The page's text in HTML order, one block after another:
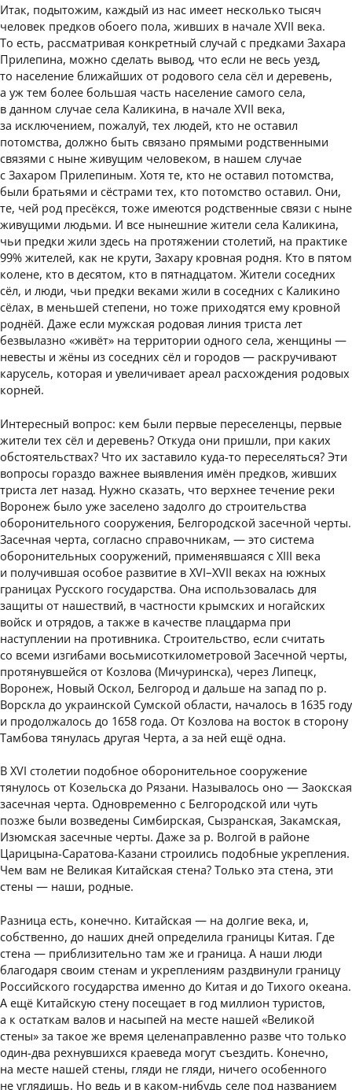
Итак, подытожим, каждый из нас имеет несколько тысяч
человек предков обоего пола, живших в начале XVII века.
То есть, рассматривая конкретный случай с предками Захара
Прилепина, можно сделать вывод, что если не весь уезд,
то население ближайших от родового села сёл и деревень,
а уж тем более большая часть население самого села,
в данном случае села Каликина, в начале XVII века,
за исключением, пожалуй, тех людей, кто не оставил
потомства, должно быть связано прямыми родственными
связями с ныне живущим человеком, в нашем случае
с Захаром Прилепиным. Хотя те, кто не оставил потомства,
были братьями и сёстрами тех, кто потомство оставил. Они,
те, чей род пресёкся, тоже имеются родственные связи с ныне
живущими людьми. И все нынешние жители села Каликина,
чьи предки жили здесь на протяжении столетий, на практике
99% жителей, как не крути, Захару кровная родня. Кто в пятом
колене, кто в десятом, кто в пятнадцатом. Жители соседних
сёл, и люди, чьи предки веками жили в соседних с Каликино
сёлах, в меньшей степени, но тоже приходятся ему кровной
роднёй. Даже если мужская родовая линия триста лет
безвылазно «живёт» на территории одного села, женщины —
невесты и жёны из соседних сёл и городов — раскручивают
карусель, которая и увеличивает ареал расхождения родовых
корней.
Интересный вопрос: кем были первые переселенцы, первые
жители тех сёл и деревень? Откуда они пришли, при каких
обстоятельствах? Что их заставило куда-то переселяться? Эти
вопросы гораздо важнее выявления имён предков, живших
триста лет назад. Нужно сказать, что верхнее течение реки
Воронеж было уже заселено задолго до строительства
оборонительного сооружения, Белгородской засечной черты.
Засечная черта, согласно справочникам, — это система
оборонительных сооружений, применявшаяся с XIII века
и получившая особое развитие в XVI–XVII веках на южных
границах Русского государства. Она использовалась для
защиты от нашествий, в частности крымских и ногайских
войск и отрядов, а также в качестве плацдарма при
наступлении на противника. Строительство, если считать
со всеми изгибами восьмисоткилометровой Засечной черты,
протянувшейся от Козлова (Мичуринска), через Липецк,
Воронеж, Новый Оскол, Белгород и дальше на запад по р.
Ворскла до украинской Сумской области, началось в 1635 году
и продолжалось до 1658 года. От Козлова на восток в сторону
Тамбова тянулась другая Черта, а за ней ещё одна.
В XVI столетии подобное оборонительное сооружение
тянулось от Козельска до Рязани. Называлось оно — Заокская
засечная черта. Одновременно с Белгородской или чуть
позже были возведены Симбирская, Сызранская, Закамская,
Изюмская засечные черты. Даже за р. Волгой в районе
Царицына-Саратова-Казани строились подобные укрепления.
Чем вам не Великая Китайская стена? Только эта стена, эти
стены — наши, родные.
Разница есть, конечно. Китайская — на долгие века, и,
собственно, до наших дней определила границы Китая. Где
стена — приблизительно там же и граница. А наши люди
благодаря своим стенам и укреплениям раздвинули границу
Российского государства именно до Китая и до Тихого океана.
А ещё Китайскую стену посещает в год миллион туристов,
а к остаткам валов и насыпей на месте нашей «Великой
стены» за такое же время целенаправленно разве что только
один-два рехнувшихся краеведа могут съездить. Конечно,
на месте нашей стены, гляди не гляди, ничего особенного
не углядишь. Но ведь и в каком-нибудь селе под названием